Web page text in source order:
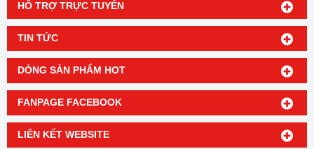
HỔ TRỢ TRỰC TUYẾN
TIN TỨC
DÒNG SẢN PHẨM HOT
FANPAGE FACEBOOK
LIÊN KẾT WEBSITE